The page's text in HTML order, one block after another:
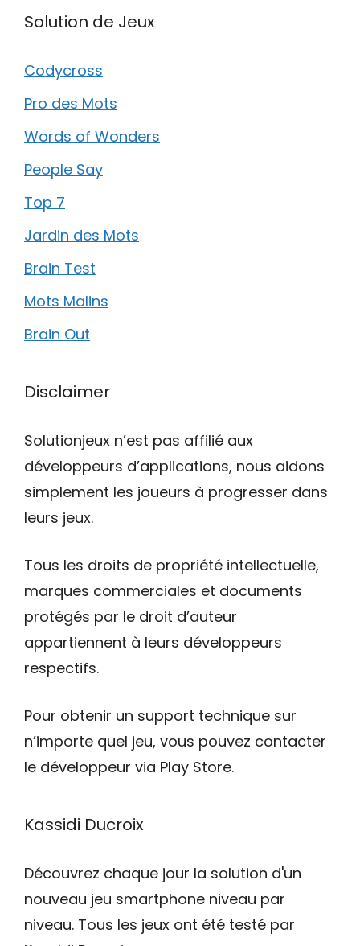
Solution de Jeux
Codycross
Pro des Mots
Words of Wonders
People Say
Top 7
Jardin des Mots
Brain Test
Mots Malins
Brain Out
Disclaimer
Solutionjeux n’est pas affilié aux
développeurs d’applications, nous aidons
simplement les joueurs à progresser dans
leurs jeux.
Tous les droits de propriété intellectuelle,
marques commerciales et documents
protégés par le droit d’auteur
appartiennent à leurs développeurs
respectifs.
Pour obtenir un support technique sur
n’importe quel jeu, vous pouvez contacter
le développeur via Play Store.
Kassidi Ducroix
Découvrez chaque jour la solution d'un
nouveau jeu smartphone niveau par
niveau. Tous les jeux ont été testé par